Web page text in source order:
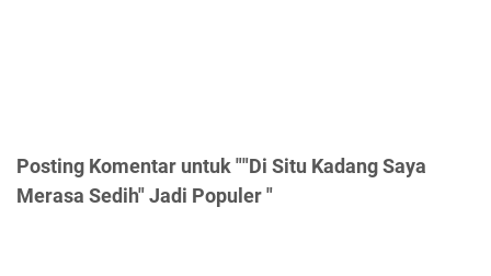
Posting Komentar untuk ""Di Situ Kadang Saya
Merasa Sedih" Jadi Populer "